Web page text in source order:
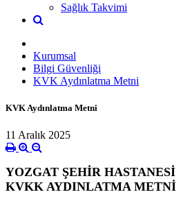
Sağlık Takvimi
Kurumsal
Bilgi Güvenliği
KVK Aydınlatma Metni
KVK Aydınlatma Metni
11 Aralık 2025
YOZGAT ŞEHİR HASTANESİ
KVKK AYDINLATMA METNİ